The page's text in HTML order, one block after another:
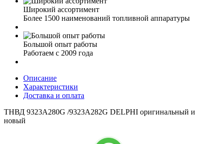
Широкий ассортимент
Более 1500 наименований топливной аппаратуры
Большой опыт работы
Работаем с 2009 года
Описание
Характеристики
Доставка и оплата
ТНВД 9323A280G /9323A282G DELPHI оригинальный и
новый